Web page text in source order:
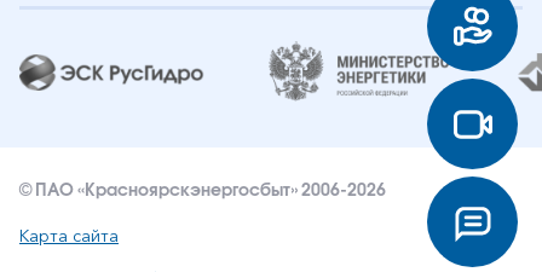
© ПАО «Красноярскэнергосбыт» 2006-2026
Карта сайта